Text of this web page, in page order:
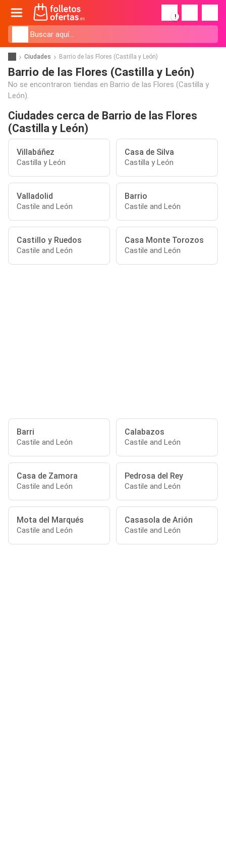
!
Ciudades Barrio de las Flores (Castilla y León)
Barrio de las Flores (Castilla y León)
No se encontraron tiendas en Barrio de las Flores (Castilla y
León).
Ciudades cerca de Barrio de las Flores
(Castilla y León)
Villabáñez
Castilla y León
Casa de Silva
Castilla y León
Valladolid
Castile and León
Barrio
Castile and León
Castillo y Ruedos
Castile and León
Casa Monte Torozos
Castile and León
Barri
Castile and León
Calabazos
Castile and León
Casa de Zamora
Castile and León
Pedrosa del Rey
Castile and León
Mota del Marqués
Castile and León
Casasola de Arión
Castile and León